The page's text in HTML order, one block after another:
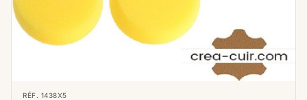
RÉF. 1438X5